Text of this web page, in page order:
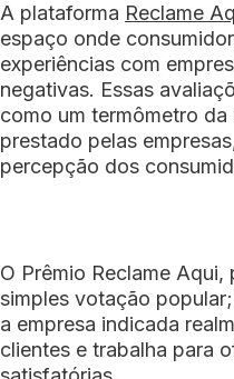
A plataforma Reclame
espaço onde
experiências com
negativas. Essas
como um termômetro
prestado pelas
percepção dos
O Prêmio Reclame
simples votação
a empresa indicada
clientes e trabalha para